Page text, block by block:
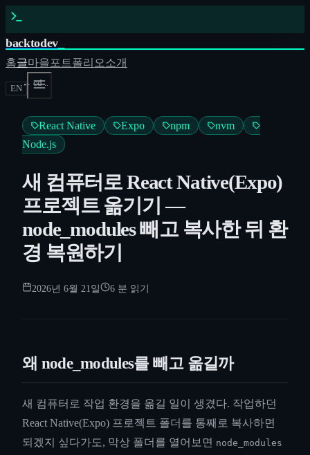
backtodev_
홈글마을포트폴리오소개
EN
← cd ..
React Native Expo npm
nvm
Node.js
새 컴퓨터로 React Native(Expo)
프로젝트 옮기기 —
node_modules 빼고 복사한 뒤 환
경 복원하기
2026년 6월 21일 6 분 읽기
왜 node_modules를 빼고 옮길까
새 컴퓨터로 작업 환경을 옮길 일이 생겼다. 작업하던
React Native(Expo) 프로젝트 폴더를 통째로 복사하면
되겠지 싶다가도, 막상 폴더를 열어보면 node_modules